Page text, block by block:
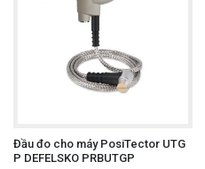
Đầu đo cho máy PosiTector UTG
P DEFELSKO PRBUTGP